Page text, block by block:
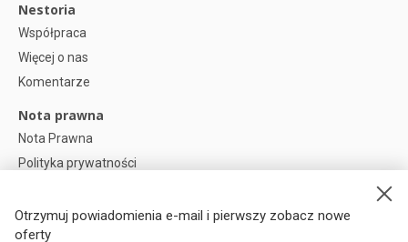
Otrzymuj powiadomienia e-mail i pierwszy zobacz nowe
oferty
Nestoria
Współpraca
Więcej o nas
Komentarze
Nota prawna
Nota Prawna
Polityka prywatności
Preferencje plików cookie